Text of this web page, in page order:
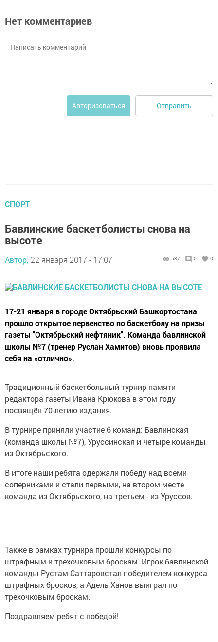
Нет комментариев
Авторизоваться Отправить
СПОРТ
Бавлинские баскетболисты снова на
высоте
Автор, 22 января 2017 - 17:07 537 0 0
17-21 января в городе Октябрьский Башкортостана
прошло открытое первенство по баскетболу на призы
газеты "Октябрьский нефтяник". Команда бавлинской
школы №7 (тренер Руслан Хамитов) вновь проявила
себя на «отлично».
Традиционный баскетбольный турнир памяти
редактора газеты Ивана Крюкова в этом году
посвящён 70-летию издания.
В турнире приняли участие 6 команд: Бавлинская
(команда школы №7), Уруссинская и четыре команды
из Октябрьского.
В итоге наши ребята одержали победу над всеми
соперниками и стали первыми, на втором месте
команда из Октябрьского, на третьем - из Уруссов.
Также в рамках турнира прошли конкурсы по
штрафным и трехочковым броскам. Игрок бавлинской
команды Рустам Саттаровстал победителем конкурса
штрафных бросков, а Адель Ханов выиграл по
трехочковым броскам.
Поздравляем ребят с победой!